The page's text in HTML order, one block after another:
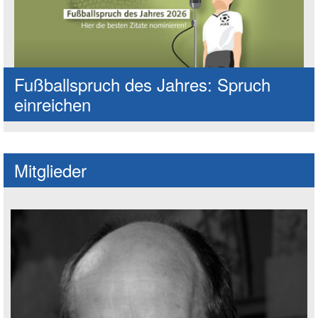
Fußballspruch des Jahres: Spruch
einreichen
Mitglieder